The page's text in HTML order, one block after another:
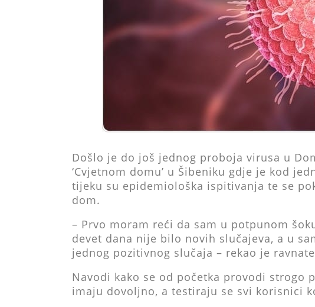
Došlo je do još jednog proboja virusa u
‘Cvjetnom domu’ u Šibeniku gdje je kod
tijeku su epidemiološka ispitivanja te se
dom.
– Prvo moram reći da sam u potpunom
devet dana nije bilo novih slučajeva, a u
jednog pozitivnog slučaja – rekao je
Navodi kako se od početka provodi strogo
imaju dovoljno, a testiraju se svi korisnici